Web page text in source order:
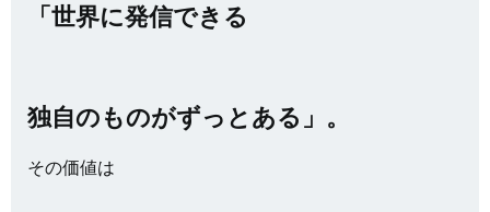
「世界に発信できる
独自のものがずっとある」。
その価値は